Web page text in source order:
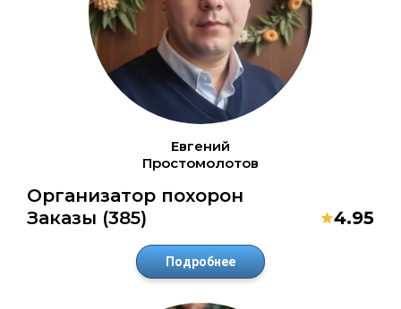
Евгений
Простомолотов
Организатор похорон
Заказы (385)
4.95
Подробнее